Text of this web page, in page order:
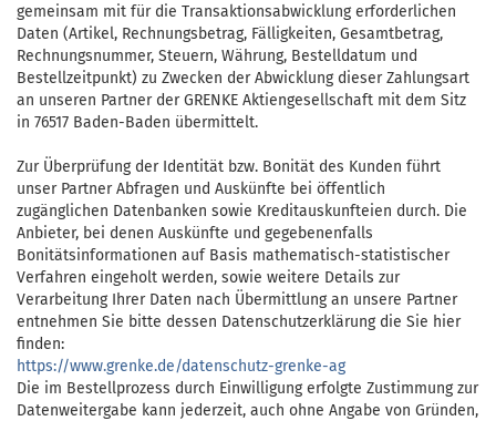
gemeinsam mit für die Transaktionsabwicklung erforderlichen
Daten (Artikel, Rechnungsbetrag, Fälligkeiten, Gesamtbetrag,
Rechnungsnummer, Steuern, Währung, Bestelldatum und
Bestellzeitpunkt) zu Zwecken der Abwicklung dieser Zahlungsart
an unseren Partner der GRENKE Aktiengesellschaft mit dem Sitz
in 76517 Baden-Baden übermittelt.
Zur Überprüfung der Identität bzw. Bonität des Kunden führt
unser Partner Abfragen und Auskünfte bei öffentlich
zugänglichen Datenbanken sowie Kreditauskunfteien durch. Die
Anbieter, bei denen Auskünfte und gegebenenfalls
Bonitätsinformationen auf Basis mathematisch-statistischer
Verfahren eingeholt werden, sowie weitere Details zur
Verarbeitung Ihrer Daten nach Übermittlung an unsere Partner
entnehmen Sie bitte dessen Datenschutzerklärung die Sie hier
finden:
https://www.grenke.de/datenschutz-grenke-ag
Die im Bestellprozess durch Einwilligung erfolgte Zustimmung zur
Datenweitergabe kann jederzeit, auch ohne Angabe von Gründen,